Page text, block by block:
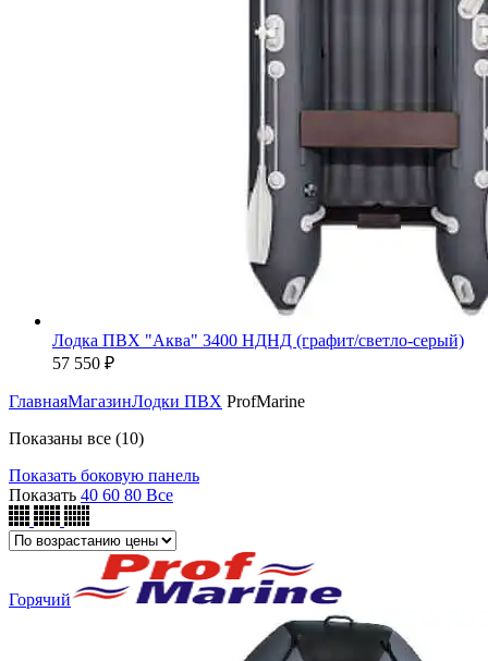
Лодка ПВХ "Аква" 3400 НДНД (графит/светло-серый)
57 550 ₽
ГлавнаяМагазинЛодки ПВХ ProfMarine
Показаны все (10)Цены:
возрастанию
Показать боковую панель
Показать 40 60 80 Все
Горячий